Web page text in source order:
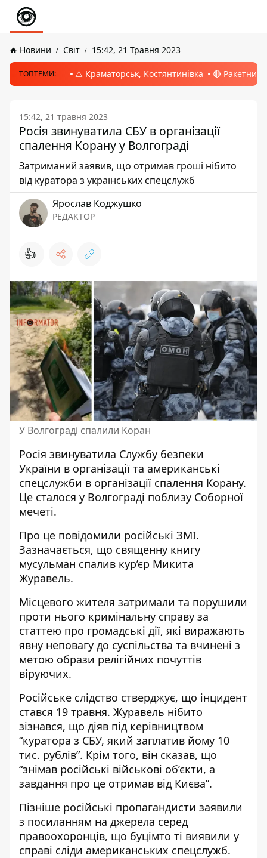
Новини Світ 15:42, 21 Травня 2023
ТОПТЕМИ: ⚠️ Краматорськ, Костянтинівка 🔴 Ракетний
15:42, 21 травня 2023
Росія звинуватила СБУ в організації
спалення Корану у Волгограді
Затриманий заявив, що отримав гроші нібито
від куратора з українських спецслужб
Ярослав Коджушко
РЕДАКТОР
👍
У Волгограді спалили Коран
Росія звинуватила Службу безпеки
України в організації та американські
спецслужби в організації спалення Корану.
Це сталося у Волгограді поблизу Соборної
мечеті.
Про це повідомили російські ЗМІ.
Зазначається, що священну книгу
мусульман спалив кур’єр Микита
Журавель.
Місцевого жителя затримали та порушили
проти нього кримінальну справу за
статтею про громадські дії, які виражають
явну неповагу до суспільства та вчинені з
метою образи релігійних почуттів
віруючих.
Російське слідство стверджує, що інцидент
стався 19 травня. Журавель нібито
зізнався, що діяв під керівництвом
“куратора з СБУ, який заплатив йому 10
тис. рублів”. Крім того, він сказав, що
“знімав російські військові об’єкти, а
завдання про це отримав від Києва”.
Пізніше російські пропагандисти заявили
з посиланням на джерела серед
правоохоронців, що буцімто ті виявили у
справі сліди американських спецслужб.